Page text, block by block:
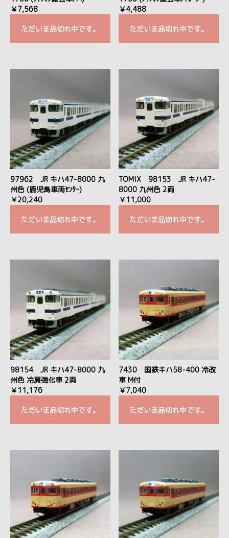
￥7,568
ただいま品切れ中です。
￥4,488
ただいま品切れ中です。
97962 JR キハ47-8000 九
州色 (鹿児島車両ｾﾝﾀｰ)
￥20,240
ただいま品切れ中です。
TOMIX 98153 JR キハ47-
8000 九州色 2両
￥11,000
ただいま品切れ中です。
98154 JR キハ47-8000 九
州色 冷房強化車 2両
￥11,176
ただいま品切れ中です。
7430 国鉄キハ58-400 冷改
車 M付
￥7,040
ただいま品切れ中です。